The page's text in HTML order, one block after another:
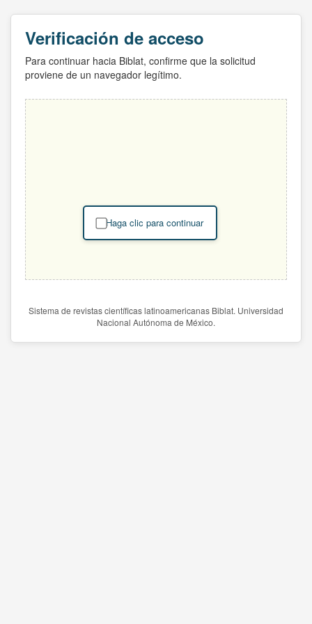
Verificación de acceso
Para continuar hacia Biblat, confirme que la solicitud
proviene de un navegador legítimo.
Haga clic para continuar
Sistema de revistas científicas latinoamericanas Biblat. Universidad
Nacional Autónoma de México.